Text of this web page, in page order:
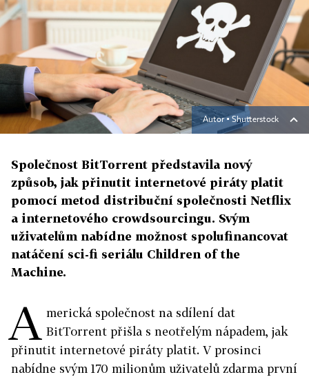
Autor ▪ Shutterstock
Společnost BitTorrent představila nový
způsob, jak přinutit internetové piráty platit
pomocí metod distribuční společnosti Netflix
a internetového crowdsourcingu. Svým
uživatelům nabídne možnost spolufinancovat
natáčení sci-fi seriálu Children of the
Machine.
A merická společnost na sdílení dat
BitTorrent přišla s neotřelým nápadem, jak
přinutit internetové piráty platit. V prosinci
nabídne svým 170 milionům uživatelů zdarma první